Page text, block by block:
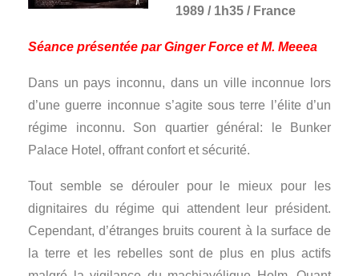
1989 / 1h35 / France
Séance présentée par Ginger Force et M. Meeea
Dans un pays inconnu, dans un ville inconnue lors
d’une guerre inconnue s’agite sous terre l’élite d’un
régime inconnu. Son quartier général: le Bunker
Palace Hotel, offrant confort et sécurité.
Tout semble se dérouler pour le mieux pour les
dignitaires du régime qui attendent leur président.
Cependant, d’étranges bruits courent à la surface de
la terre et les rebelles sont de plus en plus actifs